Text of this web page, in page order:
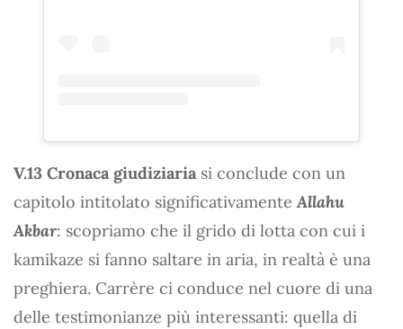
V.13 Cronaca giudiziaria si conclude con un
capitolo intitolato significativamenteAllahu
Akbar: scopriamo che il grido di lotta con cui i
kamikaze si fanno saltare in aria, in realtà è una
preghiera. Carrère ci conduce nel cuore di una
delle testimonianze più interessanti: quella di